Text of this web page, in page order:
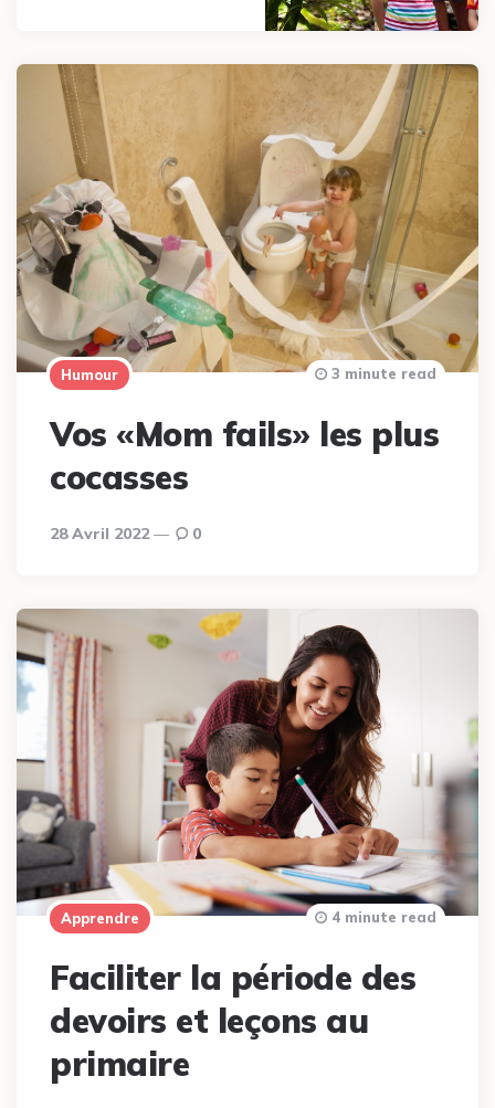
Humour
Vos «Mom fails» les plus
cocasses
28 Avril 2022
3 minute read
0
Apprendre
Faciliter la période des
devoirs et leçons au
primaire
4 minute read